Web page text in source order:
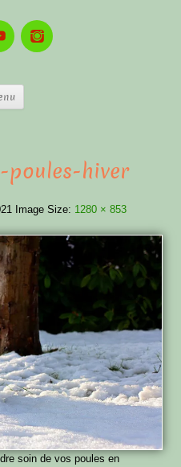
poules-hiver
Image Size: 1280 × 853
soin de vos poules en